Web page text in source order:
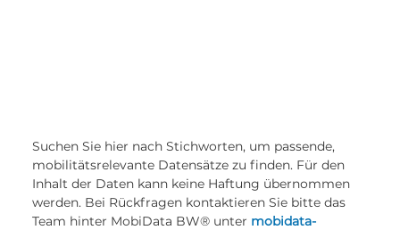
Suchen Sie hier nach Stichworten, um passende,
mobilitätsrelevante Datensätze zu finden. Für den
Inhalt der Daten kann keine Haftung übernommen
werden. Bei Rückfragen kontaktieren Sie bitte das
Team hinter MobiData BW® unter mobidata-